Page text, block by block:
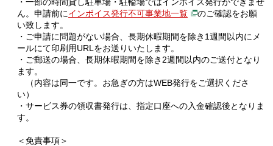
ん。申請前にインボイス発行不可事業地一覧
のご確認をお願
い致します。
・ご申請に問題がない場合、長期休暇期間を除き1週間以内にメ
ールにて印刷用URLをお送りいたします。
・ご郵送の場合、長期休暇期間を除き2週間以内のご送付となり
ます。
（内容は同一です。お急ぎの方はWEB発行をご選択くださ
い）
・サービス券の領収書発行は、指定口座への入金確認後となりま
す。
＜免責事項＞